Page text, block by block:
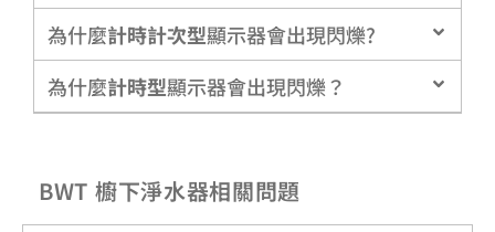
為什麼計時計次型顯示器會出現閃爍?
為什麼計時型顯示器會出現閃爍？
BWT 櫥下淨水器相關問題